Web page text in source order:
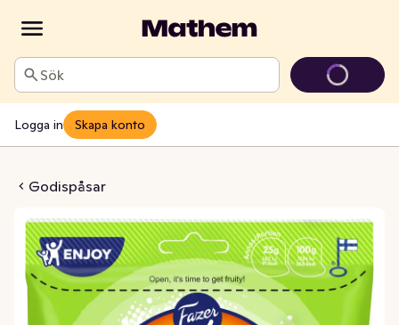
Sök
Logga in Skapa konto
Godispåsar
Sour